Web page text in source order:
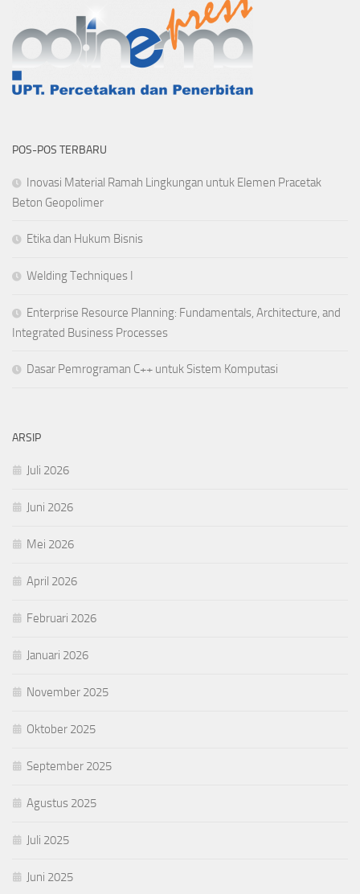
POS-POS TERBARU
Inovasi Material Ramah Lingkungan untuk Elemen Pracetak
Beton Geopolimer
Etika dan Hukum Bisnis
Welding Techniques I
Enterprise Resource Planning: Fundamentals, Architecture, and
Integrated Business Processes
Dasar Pemrograman C++ untuk Sistem Komputasi
ARSIP
Juli 2026
Juni 2026
Mei 2026
April 2026
Februari 2026
Januari 2026
November 2025
Oktober 2025
September 2025
Agustus 2025
Juli 2025
Juni 2025